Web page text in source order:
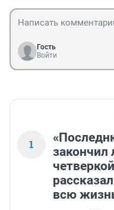
Гость
Войти
1
закончил
всю